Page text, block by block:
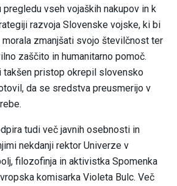
vseh vojaških nakupov in k
razvoja Slovenske vojske, ki bi
morala zmanjšati svojo številčnost ter
zaščito in humanitarno pomoč.
takšen pristop okrepil slovensko
da se sredstva preusmerijo v
tudi več javnih osebnosti in
nekdanji rektor Univerze v
filozofinja in aktivistka Spomenka
komisarka Violeta Bulc. Več